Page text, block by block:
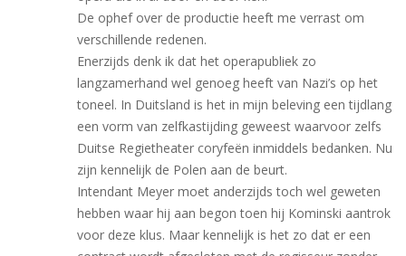
De ophef over de productie heeft me verrast om
verschillende redenen.
Enerzijds denk ik dat het operapubliek zo
langzamerhand wel genoeg heeft van Nazi’s op het
toneel. In Duitsland is het in mijn beleving een tijdlang
een vorm van zelfkastijding geweest waarvoor zelfs
Duitse Regietheater coryfeën inmiddels bedanken. Nu
zijn kennelijk de Polen aan de beurt.
Intendant Meyer moet anderzijds toch wel geweten
hebben waar hij aan begon toen hij Kominski aantrok
voor deze klus. Maar kennelijk is het zo dat er een